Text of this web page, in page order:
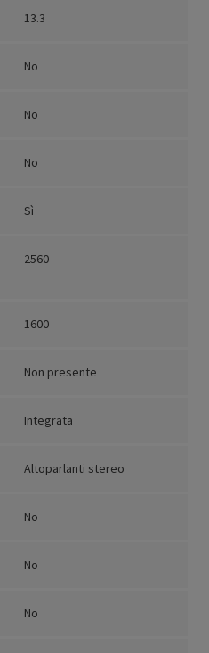
13.3
No
No
No
Sì
2560
1600
Non presente
Integrata
Altoparlanti stereo
No
No
No